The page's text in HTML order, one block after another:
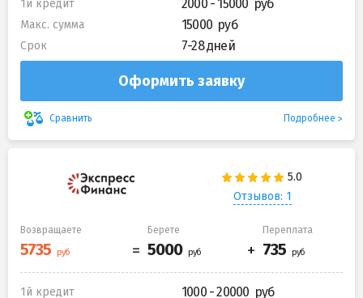
1й кредит 2000 - 15000
Макс. сумма 15000
Срок 7-28 дней
Оформить заявку
Сравнить Подробнее
Отзывов: 1
Возвращаете Берете Переплата
1й кредит 1000 - 20000